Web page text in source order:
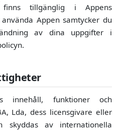
finns tillgänglig i Appens
Appen samtycker du
av dina uppgifter i
innehåll, funktioner och
Lda, dess licensgivare eller
skyddas av internationella